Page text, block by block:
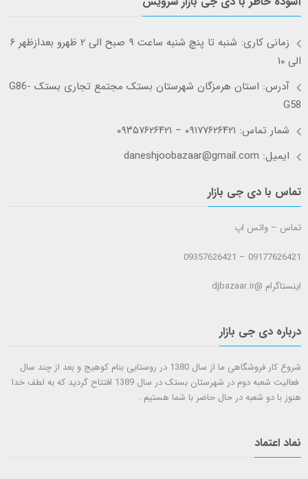
زمانی کاری: شنبه تا پنچ شنبه ساعت ۹ صبح الی ۲ ظهرو بعدازظهر ۶
الی ۱۰
آدرس: استان هرمزگان شهرستان بستک مجتمع تجاری بستک G86-
G58
شمار تماس: ۰۹۱۷۷۶۲۶۴۲۱ – ۰۹۳۵۷۶۲۶۴۲۱
ایمیل: daneshjoobazaar@gmail.com
تماس با دی جی بازار
تماس – واتس اپ
09177626421 – 09357626421
اینستاگرام @djbazaar.ir
درباره دی جی بازار
شروع کار فروشگاهی ما از سال 1380 در روستایی بنام کوهیج و بعد از چند سال
فعالیت شعبه دوم در شهرستان بستک در سال 1389 افتتاح گردید که به لطف خدا
هنوز با دو شعبه در حال حاضر با شما هستيم .
نماد اعتماد